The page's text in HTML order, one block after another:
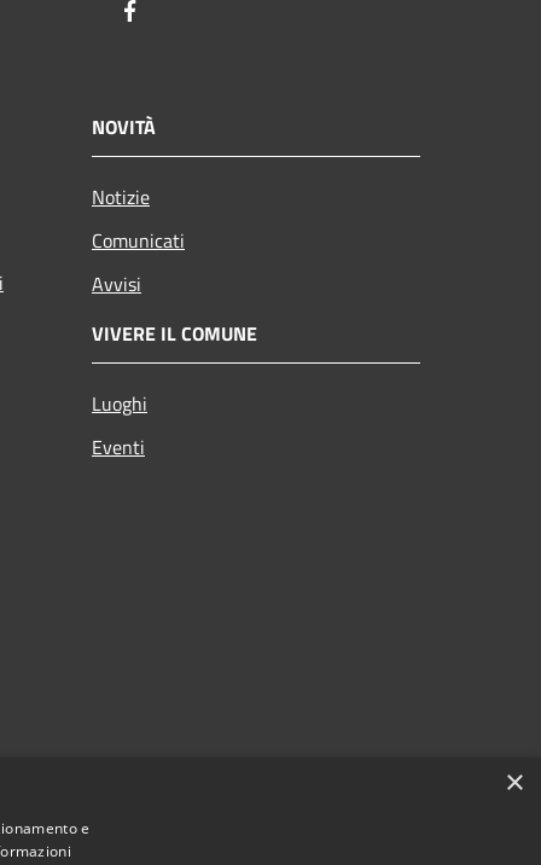
NOVITÀ
Notizie
Comunicati
Avvisi
VIVERE IL COMUNE
Luoghi
Eventi
×
e